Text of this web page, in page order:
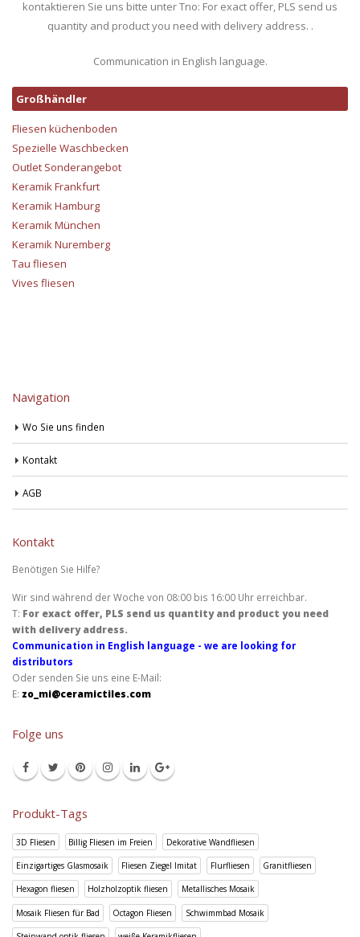
kontaktieren Sie uns bitte unter Tno: For exact offer, PLS send us
quantity and product you need with delivery address. .
Communication in English language.
Großhändler
Fliesen küchenboden
Spezielle Waschbecken
Outlet Sonderangebot
Keramik Frankfurt
Keramik Hamburg
Keramik München
Keramik Nuremberg
Tau fliesen
Vives fliesen
Navigation
Wo Sie uns finden
Kontakt
AGB
Kontakt
Benötigen Sie Hilfe?
Wir sind während der Woche von 08:00 bis 16:00 Uhr erreichbar.
T: For exact offer, PLS send us quantity and product you need
with delivery address.
Communication in English language - we are looking for
distributors
Oder senden Sie uns eine E-Mail:
E: zo_mi@ceramictiles.com
Folge uns
Produkt-Tags
3D Fliesen Billig Fliesen im Freien Dekorative Wandfliesen
Einzigartiges Glasmosaik Fliesen Ziegel Imitat Flurfliesen Granitfliesen
Hexagon fliesen Holzholzoptik fliesen Metallisches Mosaik
Mosaik Fliesen für Bad Octagon Fliesen Schwimmbad Mosaik